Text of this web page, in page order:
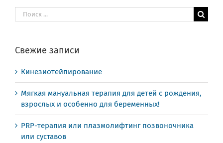
Результат
поиска:
Свежие записи
Кинезиотейпирование
Мягкая мануальная терапия для детей с рождения,
взрослых и особенно для беременных!
PRP-терапия или плазмолифтинг позвоночника
или суставов